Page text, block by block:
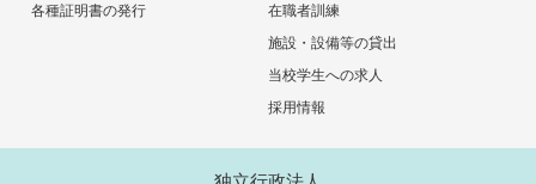
各種証明書の発行
在職者訓練
施設・設備等の貸出
当校学生への求人
採用情報